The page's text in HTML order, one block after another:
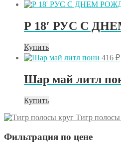
Р 18′ РУС С
Купить
416 ₽
Шар май литл
Купить
Тигр полосы
Фильтрация по цене